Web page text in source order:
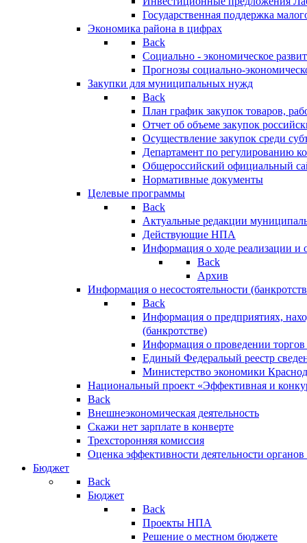
Государственная поддержка
Экономика района в цифрах
Back
Социально - экономическое
Прогнозы социально-
Закупки для муниципальных нужд
Back
План график закупок товаров,
Отчет об объеме закупок
Осуществление закупок среди
Департамент по регулированию
Общероссийский официальный
Нормативные документы
Целевые программы
Back
Актуальные редакции
Действующие НПА
Информация о ходе реализации
Back
Архив
Информация о несостоятельности
Back
Информация о предприятиях,
(банкротстве)
Информация о проведении
Единый Федеральый реестр
Министерство экономики
Национальный проект «Эффективная и
Back
Внешнеэкономическая деятельность
Скажи нет зарплате в конверте
Трехсторонняя комиссия
Оценка эффективности деятельности
Бюджет
Back
Бюджет
Back
Проекты НПА
Решение о местном бюджете